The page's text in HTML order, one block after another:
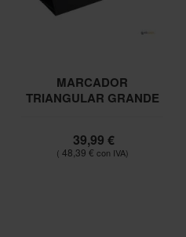
MARCADOR
TRIANGULAR GRANDE
39,99 €
48,39 €